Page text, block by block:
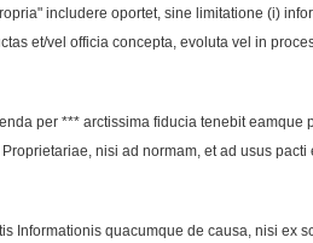
includere oportet, sine limitatione (i)
et/vel officia concepta, evoluta vel in
per *** arctissima fiducia tenebit
nisi ad normam, et ad usus pacti
Informationis quacumque de causa, nisi ex